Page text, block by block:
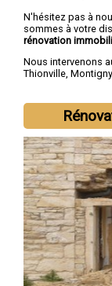
N'hésitez pas à
sommes à votre
rénovation
Nous intervenons
Thionville,